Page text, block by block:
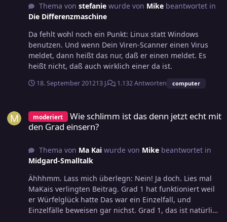
Thema von stefaniewurde von Mikebeantwortet in
Die Differenzmaschine
Da fehlt wohl noch ein Punkt: Linux statt Windows
benutzen. Und wenn Dein Viren-Scanner einen Virus
meldet, dann heißt das nur, daß er einen meldet. Es
heißt nicht, daß auch wirklich einer da ist.
18. September 201213 J. 1.132 Antworten computer
moderiert
Wie schlimm ist das denn jetzt echt mit
den Grad einsern?
Thema von Ma Kaiwurde von Mikebeantwortet in
Midgard-Smalltalk
Ähhhmm. Lass mich überlegn: Nein! Ja doch. Lies mal
MaKais verlingten Beitrag. Grad 1 hat funktioniert weil
er Würfelglück hatte Das war ein Einzelfall, und
Einzelfälle beweisen gar nichst. Grad 1, das ist natürlich